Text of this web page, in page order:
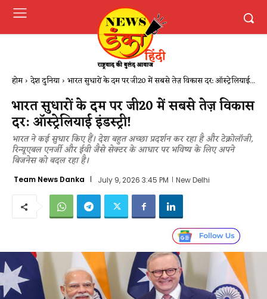
होम देश दुनिया भारत सुधारों के दम पर जी20 में सबसे तेज़ विकास दर: ऑस्ट्रेलियाई...
भारत सुधारों के दम पर जी20 में सबसे तेज़ विकास
दर: ऑस्ट्रेलियाई इंडस्ट्री!
भारत ने कई सुधार किए हैं। देश बहुत अच्छा प्रदर्शन कर रहा है और टेक्नोलॉजी,
रिन्यूएबल एनर्जी और ईवी जैसे सेक्टर के आधार पर भविष्य के लिए अपने
बिजनेस को बदल रहा है।
Team News Danka July 9, 2026 3:45 PM New Delhi